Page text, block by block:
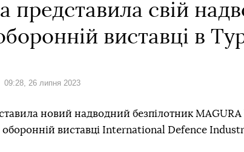
представила свій
виставці в
Дата:
09:28, 26 липня 2023
новий надводний безпілотник MAGURA
виставці International Defence